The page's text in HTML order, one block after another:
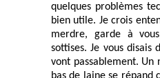
quelques problèmes
bien utile. Je crois
merdre, garde à
sottises. Je vous disais
vont passablement. Un